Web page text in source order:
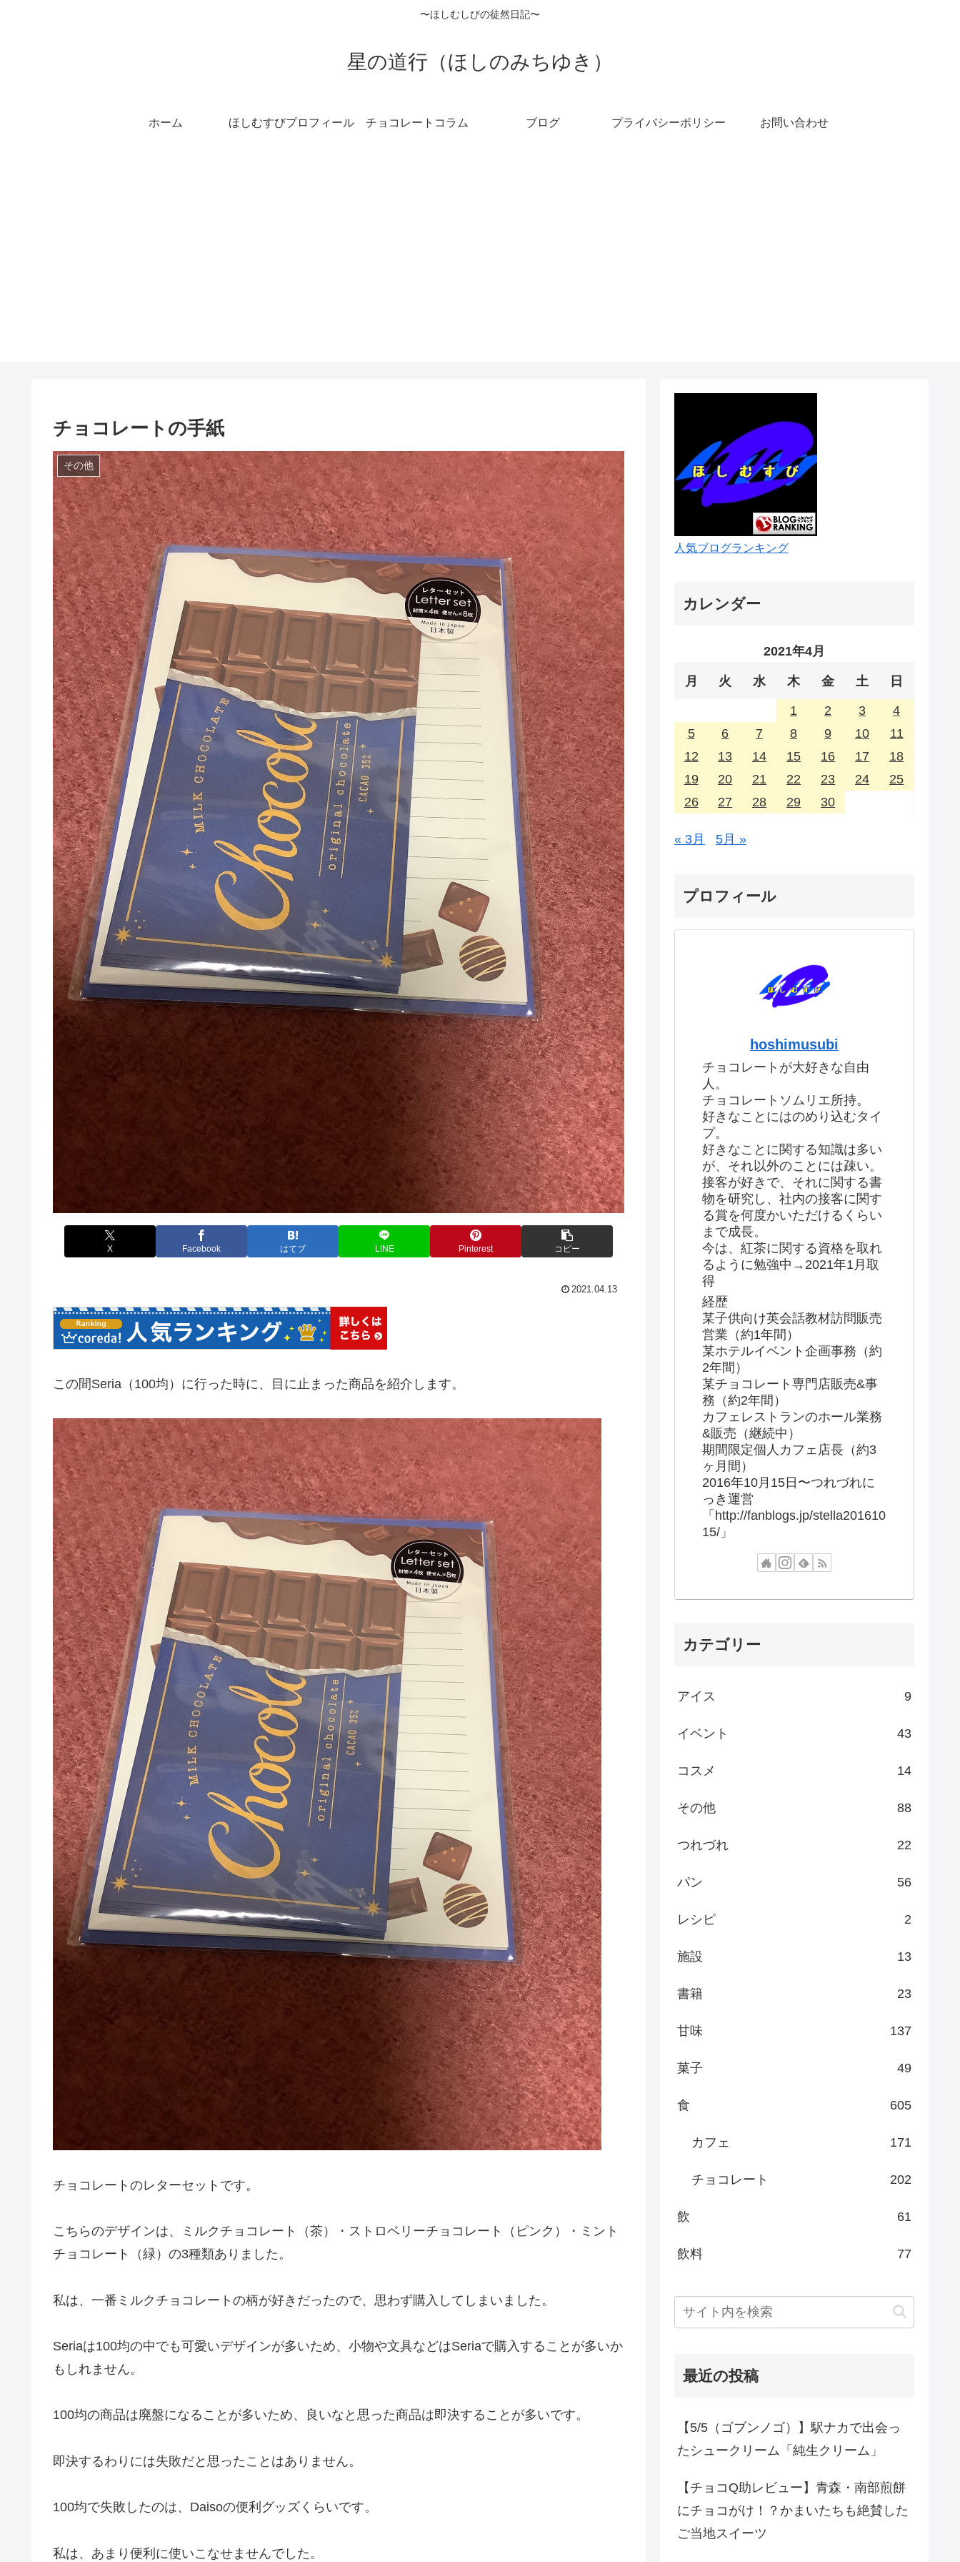
〜ほしむしびの徒然日記〜
星の道行（ほしのみちゆき）
ホーム ほしむすびプロフィール チョコレートコラム ブログ プライバシーポリシー お問い合わせ
チョコレートの手紙
その他
X Facebook はてブ LINE Pinterest コピー
2021.04.13
この間Seria（100均）に行った時に、目に止まった商品を紹介します。
チョコレートのレターセットです。
こちらのデザインは、ミルクチョコレート（茶）・ストロベリーチョコレート（ピンク）・ミント
チョコレート（緑）の3種類ありました。
私は、一番ミルクチョコレートの柄が好きだったので、思わず購入してしまいました。
Seriaは100均の中でも可愛いデザインが多いため、小物や文具などはSeriaで購入することが多いか
もしれません。
100均の商品は廃盤になることが多いため、良いなと思った商品は即決することが多いです。
即決するわりには失敗だと思ったことはありません。
100均で失敗したのは、Daisoの便利グッズくらいです。
私は、あまり便利に使いこなせませんでした。
人気ブログランキング
カレンダー
2021年4月
月 火 水 木 金 土 日
1 2 3
4
5
6 7 8 9 10
11
12
13 14 15 16 17
18
19
20 21 22 23 24
25
26
27 28 29 30
« 3月 5月 »
プロフィール
hoshimusubi
チョコレートが大好きな自由
人。
チョコレートソムリエ所持。
好きなことにはのめり込むタイ
プ。
好きなことに関する知識は多い
が、それ以外のことには疎い。
接客が好きで、それに関する書
物を研究し、社内の接客に関す
る賞を何度かいただけるくらい
まで成長。
今は、紅茶に関する資格を取れ
るように勉強中→2021年1月取
得
経歴
某子供向け英会話教材訪問販売
営業（約1年間）
某ホテルイベント企画事務（約
2年間）
某チョコレート専門店販売&事
務（約2年間）
カフェレストランのホール業務
&販売（継続中）
期間限定個人カフェ店長（約3
ヶ月間）
2016年10月15日〜つれづれに
っき運営
「http://fanblogs.jp/stella201610
15/」
カテゴリー
アイス 9
イベント 43
コスメ 14
その他 88
つれづれ 22
パン 56
レシピ 2
施設 13
書籍 23
甘味 137
菓子 49
食 605
カフェ 171
チョコレート 202
飲 61
飲料 77
最近の投稿
【5/5（ゴブンノゴ）】駅ナカで出会っ
たシュークリーム「純生クリーム」
【チョコQ助レビュー】青森・南部煎餅
にチョコがけ！？かまいたちも絶賛した
ご当地スイーツ